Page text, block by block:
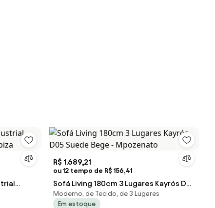
R$ 1.689,21
ou 12 tempo de R$ 156,41
Sofá Living 180cm 3 Lugares Kayrós D05
Suede Bege - Mpozenato
Moderno, de Tecido, de 3 Lugares
Em estoque